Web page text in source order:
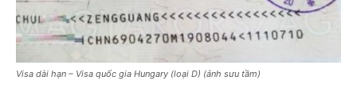
Visa dài hạn – Visa quốc gia Hungary (loại D) (ảnh sưu tầm)